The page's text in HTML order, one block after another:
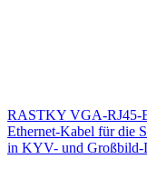
RASTKY VGA-RJ45-
Ethernet-Kabel für die
in KYV- und Großbild-